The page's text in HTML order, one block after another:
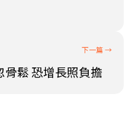
鬆 恐增長照負擔